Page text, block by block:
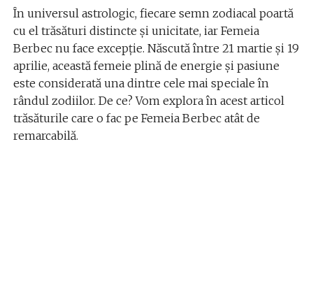
În universul astrologic, fiecare semn zodiacal poartă
cu el trăsături distincte și unicitate, iar Femeia
Berbec nu face excepție. Născută între 21 martie și 19
aprilie, această femeie plină de energie și pasiune
este considerată una dintre cele mai speciale în
rândul zodiilor. De ce? Vom explora în acest articol
trăsăturile care o fac pe Femeia Berbec atât de
remarcabilă.